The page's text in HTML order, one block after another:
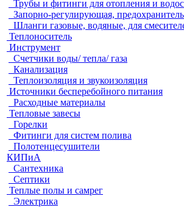
Трубы и фитинги для отопления и
Запорно-регулирующая,
Шланги газовые, водяные, для
Теплоноситель
Инструмент
Счетчики воды/ тепла/ газа
Канализация
Теплоизоляция и звукоизоляция
Источники бесперебойного питания
Расходные материалы
Тепловые завесы
Горелки
Фитинги для систем полива
Полотенцесушители
КИПиА
Сантехника
Септики
Теплые полы и самрег
Электрика